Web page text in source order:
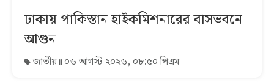
ঢাকায় পাকিস্তান হাইকমিশনারের বাসভবনে
আগুন
জাতীয় ০৬ আগস্ট ২০২৬, ০৮:৫০ পিএম